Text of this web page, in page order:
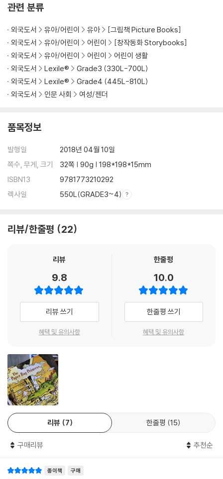
관련 분류
외국도서 유아/어린이 유아
[그림책 Picture Books]
외국도서
유아/어린이 어린이
[창작동화 Storybooks]
외국도서
유아/어린이 어린이
어린이 생활
외국도서
Lexile®
Grade3 (330L-700L)
외국도서
Lexile®
Grade4 (445L-810L)
외국도서
인문 사회 여성/젠더
품목정보
발행일
2018년 04월 10일
쪽수, 무게, 크기
32쪽 | 90g | 198*198*15mm
ISBN13
9781773210292
렉사일
550L(GRADE3~4)
리뷰/한줄평 22
리뷰
9.8
리뷰 쓰기
혜택 및 유의사항
한줄평
10.0
한줄평 쓰기
혜택 및 유의사항
리뷰 7 한줄평 15
구매리뷰 추천순
종이책 구매